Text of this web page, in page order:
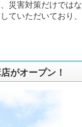
災害対策だけではな
ていただいており、
がオープン！